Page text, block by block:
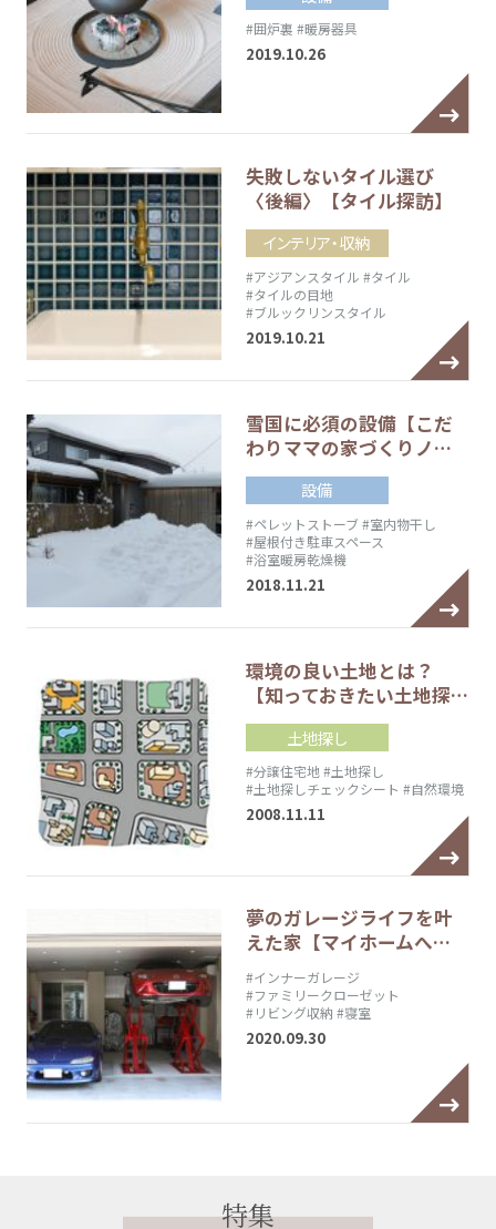
#囲炉裏 #暖房器具
2019.10.26
失敗しないタイル選び
〈後編〉【タイル探訪】
インテリア・収納
#アジアンスタイル #タイル
#タイルの目地
#ブルックリンスタイル
2019.10.21
雪国に必須の設備【こだ
わりママの家づくりノ…
設備
#ペレットストーブ#室内物干し
#屋根付き駐車スペース
#浴室暖房乾燥機
2018.11.21
環境の良い土地とは？
【知っておきたい土地探…
土地探し
#分譲住宅地#土地探し
#土地探しチェックシート #自然環境
2008.11.11
夢のガレージライフを叶
えた家【マイホームへ…
#インナーガレージ
#ファミリークローゼット
#リビング収納 #寝室
2020.09.30
特集